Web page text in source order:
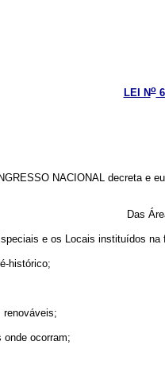
LEI No
NACIONAL decreta e
Das
e os Locais instituídos
histórico;
renováveis;
ocorram;